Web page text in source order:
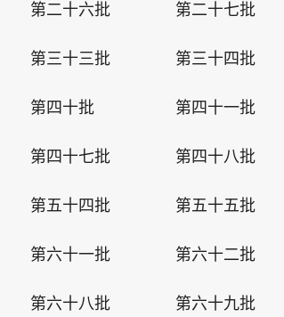
第二十六批 第二十七批
第三十三批 第三十四批
第四十批 第四十一批
第四十七批 第四十八批
第五十四批 第五十五批
第六十一批 第六十二批
第六十八批 第六十九批